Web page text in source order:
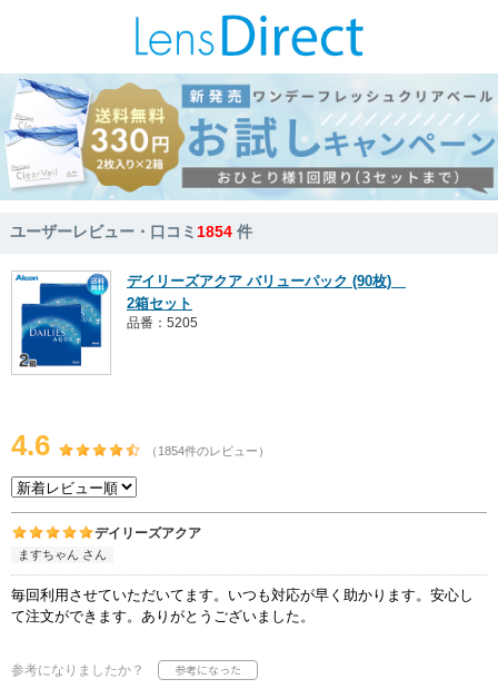
ユーザーレビュー・口コミ1854 件
デイリーズアクア バリューパック (90枚)
2箱セット
品番：5205
4.6 （1854件のレビュー）
デイリーズアクア
ますちゃん さん
毎回利用させていただいてます。いつも対応が早く助かります。安心し
て注文ができます。ありがとうございました。
参考になりましたか？